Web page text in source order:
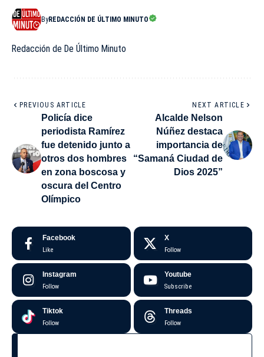
ByREDACCIÓN DE ÚLTIMO MINUTO
Redacción de De Último Minuto
PREVIOUS ARTICLE
Policía dice
periodista Ramírez
fue detenido junto a
otros dos hombres
en zona boscosa y
oscura del Centro
Olímpico
NEXT ARTICLE
Alcalde Nelson
Núñez destaca
importancia de
“Samaná Ciudad de
Dios 2025”
Facebook
Like
X
Follow
Instagram
Follow
Youtube
Subscribe
Tiktok
Follow
Threads
Follow